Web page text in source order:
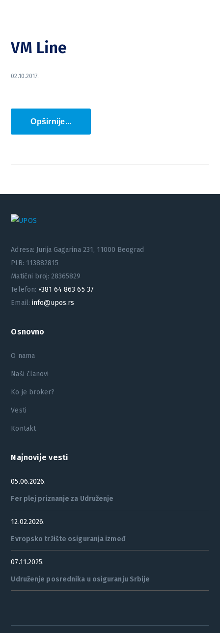
VM Line
02.10.2017.
Opširnije...
Adresa: Jurija Gagarina 231, 11000 Beograd
PIB: 113882815
Matični broj: 28365829
Telefon: +381 64 863 65 37
Email: info@upos.rs
Osnovno
O nama
Naši članovi
Ko je broker?
Vesti
Kontakt
Najnovije vesti
05.06.2026.
Fer plej priznanje za Udruženje
12.02.2026.
Evropsko tržište osiguranja izmeđ
07.11.2025.
Udruženje posrednika u osiguranju Srbije